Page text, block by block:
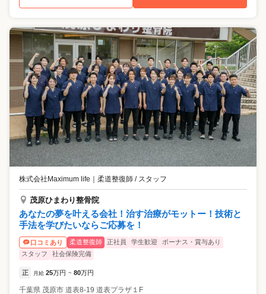
株式会社Maximum life ｜ 柔道整復師 / スタッフ
茂原ひまわり整骨院
あなたの夢を叶える会社！治す治療がモットー！技術と
手法を学びたいならご応募を！
口コミあり 柔道整復師 正社員 学生歓迎
ボーナス・賞与あり
スタッフ
社会保険完備
正 月給 25万円 ~ 80万円
千葉県 茂原市 道表8-19 道表プラザ１F